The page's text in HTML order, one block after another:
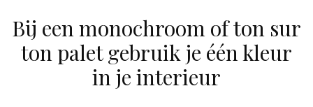
Bij een monochroom of ton sur
ton palet gebruik je één kleur
in je interieur